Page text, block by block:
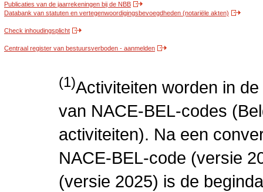
Publicaties van de jaarrekeningen bij de NBB
Databank van statuten en vertegenwoordigingsbevoegdheden (notariële akten)
Check inhoudingsplicht
Centraal register van bestuursverboden - aanmelden
(1)Activiteiten worden in
van NACE-BEL-codes
activiteiten). Na een
NACE-BEL-code (versie
(versie 2025) is de